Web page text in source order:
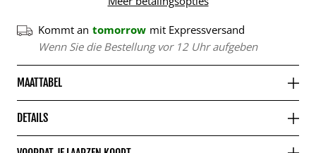
Kommt an tomorrow mit Expressversand
Wenn Sie die Bestellung vor 12 Uhr aufgeben
MAATTABEL
DETAILS